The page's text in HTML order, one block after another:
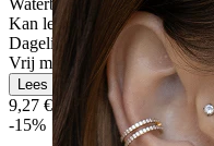
Kan levenslang meegaan
Dagelijks gebruik
Vrij makkelijk
Lees meer
9,27 € 10,90 €
-15%